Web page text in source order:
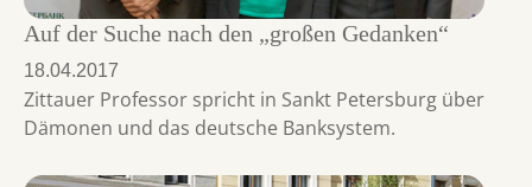
Auf der Suche nach den „großen Gedanken“
18.04.2017
Zittauer Professor spricht in Sankt Petersburg über
Dämonen und das deutsche Banksystem.